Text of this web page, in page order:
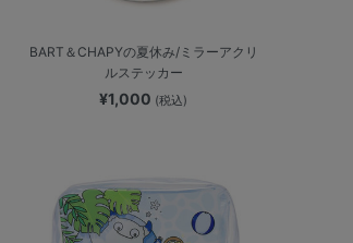
BART＆CHAPYの夏休み/ミラーアクリ
ルステッカー
¥1,000 (税込)